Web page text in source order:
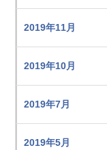
2019年11月
2019年10月
2019年7月
2019年5月